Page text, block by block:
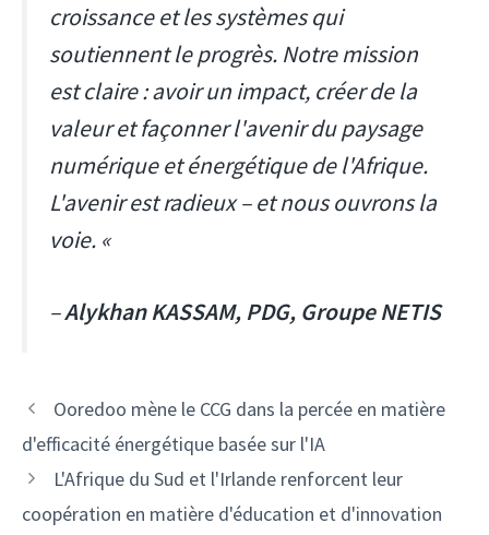
croissance et les systèmes qui
soutiennent le progrès. Notre mission
est claire : avoir un impact, créer de la
valeur et façonner l'avenir du paysage
numérique et énergétique de l'Afrique.
L'avenir est radieux – et nous ouvrons la
voie. «
–Alykhan KASSAM, PDG, Groupe NETIS
Navigation
des
Ooredoo mène le CCG dans la percée en matière
d'efficacité énergétique basée sur l'IA
L'Afrique du Sud et l'Irlande renforcent leur
coopération en matière d'éducation et d'innovation